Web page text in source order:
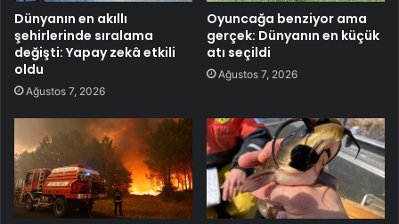
Dünyanın en akıllı
şehirlerinde sıralama
değişti: Yapay zekâ etkili
oldu
Ağustos 7, 2026
Oyuncağa benziyor ama
gerçek: Dünyanın en küçük
atı seçildi
Ağustos 7, 2026